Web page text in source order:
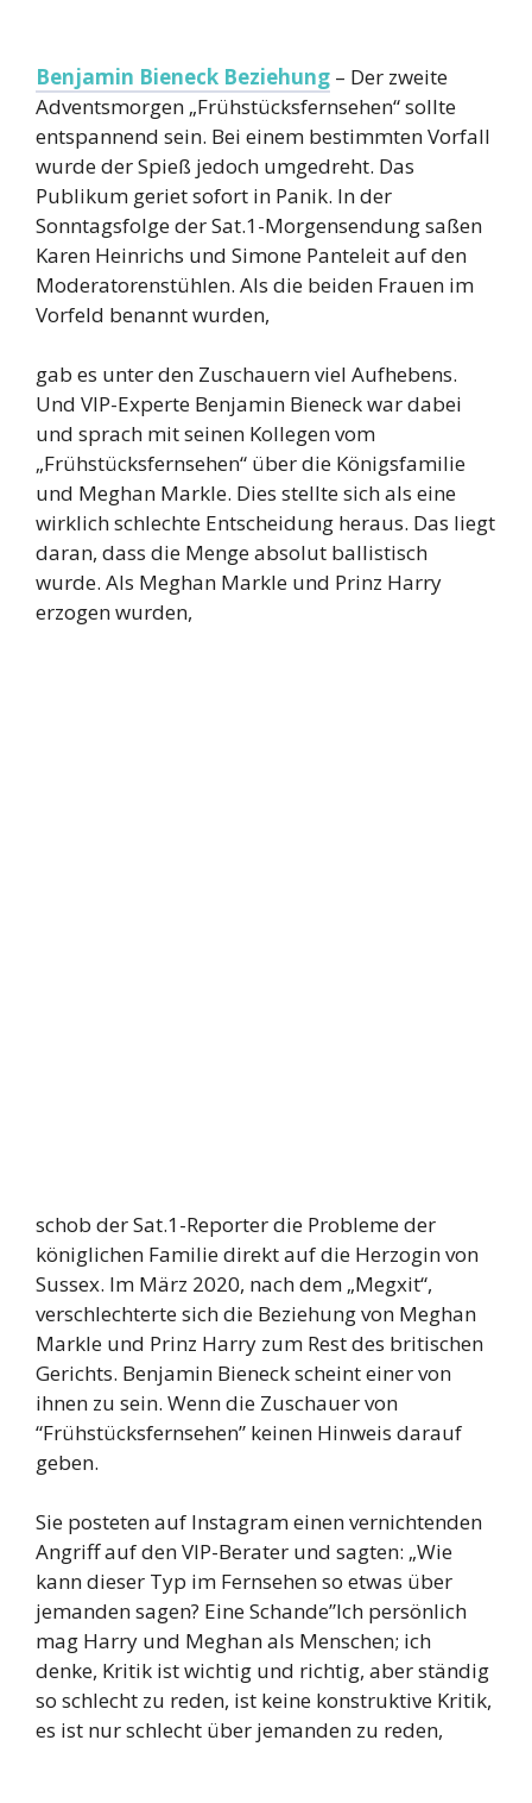
Benjamin Bieneck Beziehung – Der zweite
Adventsmorgen „Frühstücksfernsehen“ sollte
entspannend sein. Bei einem bestimmten Vorfall
wurde der Spieß jedoch umgedreht. Das
Publikum geriet sofort in Panik. In der
Sonntagsfolge der Sat.1-Morgensendung saßen
Karen Heinrichs und Simone Panteleit auf den
Moderatorenstühlen. Als die beiden Frauen im
Vorfeld benannt wurden,
gab es unter den Zuschauern viel Aufhebens.
Und VIP-Experte Benjamin Bieneck war dabei
und sprach mit seinen Kollegen vom
„Frühstücksfernsehen“ über die Königsfamilie
und Meghan Markle. Dies stellte sich als eine
wirklich schlechte Entscheidung heraus. Das liegt
daran, dass die Menge absolut ballistisch
wurde. Als Meghan Markle und Prinz Harry
erzogen wurden,
schob der Sat.1-Reporter die Probleme der
königlichen Familie direkt auf die Herzogin von
Sussex. Im März 2020, nach dem „Megxit“,
verschlechterte sich die Beziehung von Meghan
Markle und Prinz Harry zum Rest des britischen
Gerichts. Benjamin Bieneck scheint einer von
ihnen zu sein. Wenn die Zuschauer von
“Frühstücksfernsehen” keinen Hinweis darauf
geben.
Sie posteten auf Instagram einen vernichtenden
Angriff auf den VIP-Berater und sagten: „Wie
kann dieser Typ im Fernsehen so etwas über
jemanden sagen? Eine Schande”Ich persönlich
mag Harry und Meghan als Menschen; ich
denke, Kritik ist wichtig und richtig, aber ständig
so schlecht zu reden, ist keine konstruktive Kritik,
es ist nur schlecht über jemanden zu reden,